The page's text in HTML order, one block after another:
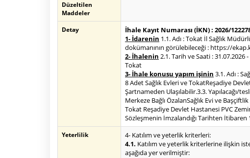
Düzeltilen
Maddeler
Detay
İhale Kayıt Numarası (İKN) : 2026/
1- İdarenin 1.1. Adı : Tokat İl Sağlık
dokümanının görülebileceği : https://
2- İhalenin 2.1. Tarih ve Saati : 31.07.2026
Tokat
3- İhale konusu yapım işinin 3.1. Adı :
8 Adet Sağlık Evleri ve TokatReşadiye
Şartnameden Ulaşılabilir.3.3. Yapılacağı/
Merkeze Bağlı ÖzalanSağlık Evi ve
Tokat Reşadiye Devlet Hastanesi PVC
Sözleşmenin İmzalandığı Tarihten İtibaren
Yeterlilik
4- Katılım ve yeterlik kriterleri:
4.1. Katılım ve yeterlik kriterlerine ilişkin
aşağıda yer verilmiştir: